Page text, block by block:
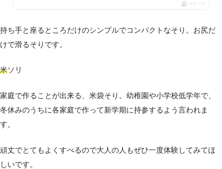
ポチップ
持ち手と座るところだけのシンプルでコンパクトなそり。お尻だ
けで滑るそりです。
米ソリ
家庭で作ることが出来る、米袋そり。幼稚園や小学校低学年で、
冬休みのうちに各家庭で作って新学期に持参するよう言われま
す。
頑丈でとてもよくすべるので大人の人もぜひ一度体験してみてほ
しいです。